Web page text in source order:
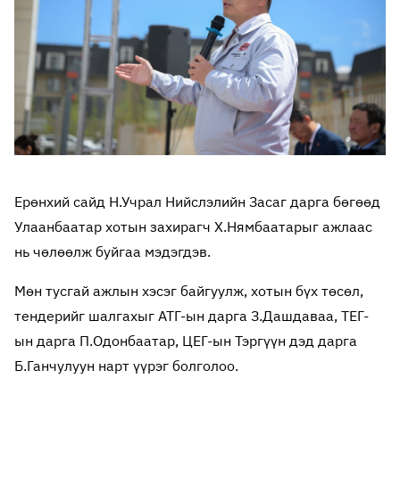
Ерөнхий сайд Н.Учрал Нийслэлийн Засаг дарга бөгөөд
Улаанбаатар хотын захирагч Х.Нямбаатарыг ажлаас
нь чөлөөлж буйгаа мэдэгдэв.
Мөн тусгай ажлын хэсэг байгуулж, хотын бүх төсөл,
тендерийг шалгахыг АТГ-ын дарга З.Дашдаваа, ТЕГ-
ын дарга П.Одонбаатар, ЦЕГ-ын Тэргүүн дэд дарга
Б.Ганчулуун нарт үүрэг болголоо.